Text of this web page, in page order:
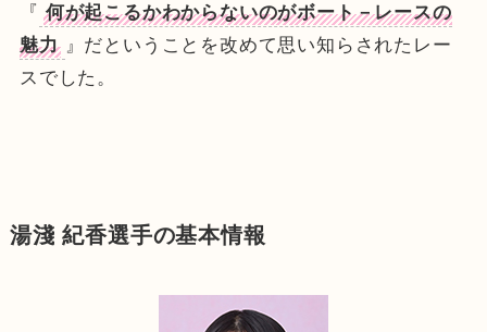
『 何が起こるかわからないのがボート－レースの
魅力 』だということを改めて思い知らされたレー
スでした。
湯淺 紀香選手の基本情報